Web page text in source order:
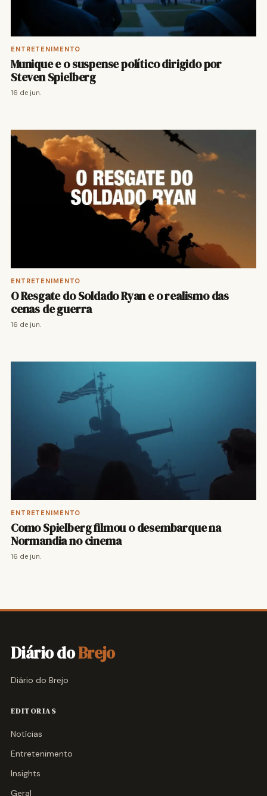
ENTRETENIMENTO
Munique e o suspense político dirigido por
Steven Spielberg
16 de jun.
ENTRETENIMENTO
O Resgate do Soldado Ryan e o realismo das
cenas de guerra
16 de jun.
ENTRETENIMENTO
Como Spielberg filmou o desembarque na
Normandia no cinema
16 de jun.
Diário doBrejo
Diário do Brejo
EDITORIAS
Notícias
Entretenimento
Insights
Geral